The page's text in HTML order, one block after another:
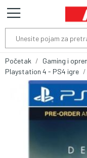
Početak Gaming i
Playstation 4 - PS4 igre